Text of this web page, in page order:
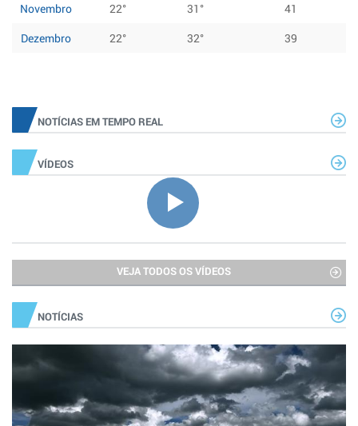
Novembro
22° 31°
41
Dezembro
22° 32° 39
NOTÍCIAS EM TEMPO REAL
VÍDEOS
VEJA TODOS OS VÍDEOS
NOTÍCIAS